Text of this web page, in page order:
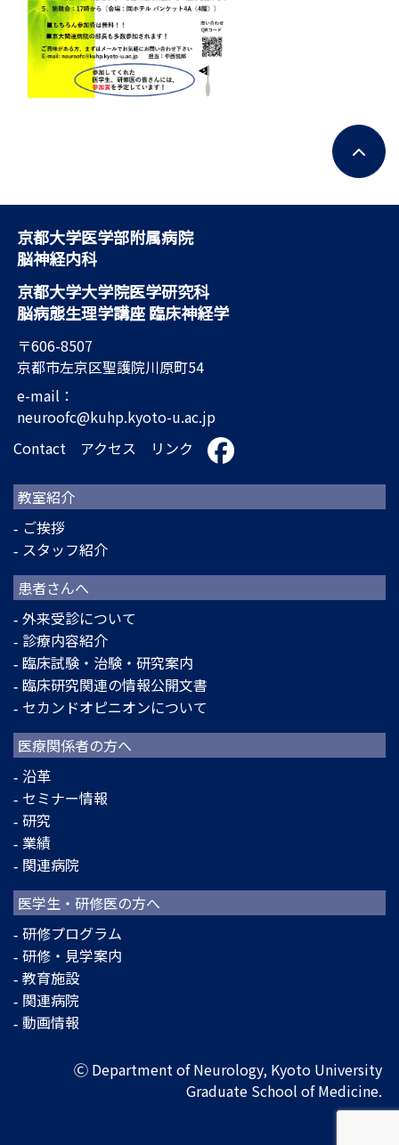
京都大学医学部附属病院
脳神経内科
京都大学大学院医学研究科
脳病態生理学講座 臨床神経学
〒606-8507
京都市左京区聖護院川原町54
e-mail：
neuroofc@kuhp.kyoto-u.ac.jp
Contact
アクセス リンク
教室紹介
ご挨拶
スタッフ紹介
患者さんへ
外来受診について
診療内容紹介
臨床試験・治験・研究案内
臨床研究関連の情報公開文書
セカンドオピニオンについて
医療関係者の方へ
沿革
セミナー情報
研究
業績
関連病院
医学生・研修医の方へ
研修プログラム
研修・見学案内
教育施設
関連病院
動画情報
Ⓒ Department of Neurology, Kyoto University
Graduate School of Medicine.